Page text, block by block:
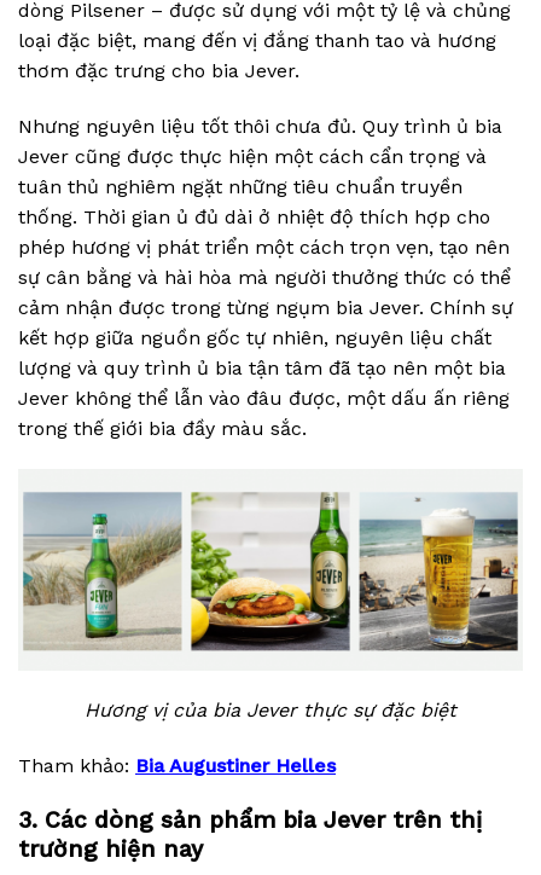
dòng Pilsener – được sử dụng với một tỷ lệ và chủng
loại đặc biệt, mang đến vị đắng thanh tao và hương
thơm đặc trưng cho bia Jever.
Nhưng nguyên liệu tốt thôi chưa đủ. Quy trình ủ bia
Jever cũng được thực hiện một cách cẩn trọng và
tuân thủ nghiêm ngặt những tiêu chuẩn truyền
thống. Thời gian ủ đủ dài ở nhiệt độ thích hợp cho
phép hương vị phát triển một cách trọn vẹn, tạo nên
sự cân bằng và hài hòa mà người thưởng thức có thể
cảm nhận được trong từng ngụm bia Jever. Chính sự
kết hợp giữa nguồn gốc tự nhiên, nguyên liệu chất
lượng và quy trình ủ bia tận tâm đã tạo nên một bia
Jever không thể lẫn vào đâu được, một dấu ấn riêng
trong thế giới bia đầy màu sắc.
Hương vị của bia Jever thực sự đặc biệt
Tham khảo: Bia Augustiner Helles
3. Các dòng sản phẩm bia Jever trên thị
trường hiện nay